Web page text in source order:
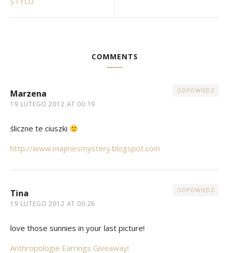
COMMENTS
Marzena
19 LUTEGO 2012 AT 00:19
ODPOWIEDZ
śliczne te ciuszki
http://www.majmesmystery.blogspot.com
Tina
19 LUTEGO 2012 AT 00:26
ODPOWIEDZ
love those sunnies in your last picture!
Anthropologie Earrings Giveaway!